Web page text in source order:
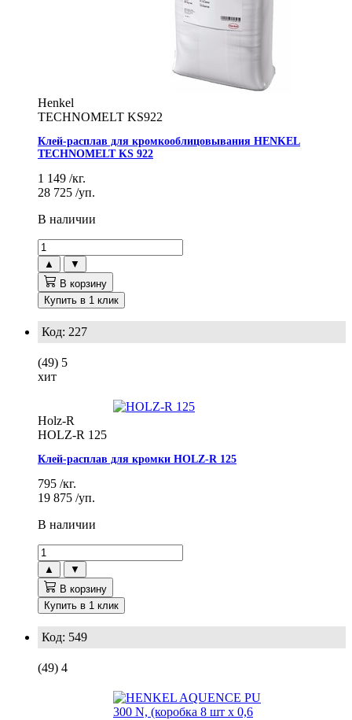
Henkel
TECHNOMELT KS922
Клей-расплав для кромкооблицовывания HENKEL
TECHNOMELT KS 922
1 149 /кг.
28 725 /уп.
В наличии
▲
▼
В корзину
Купить в 1 клик
Код: 227
(49) 5
хит
Holz-R
HOLZ-R 125
Клей-расплав для кромки HOLZ-R 125
795 /кг.
19 875 /уп.
В наличии
▲
▼
В корзину
Купить в 1 клик
Код: 549
(49) 4